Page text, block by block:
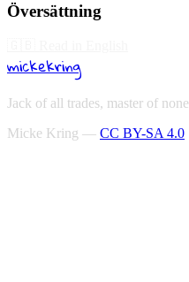
Översättning
mickekring
Jack of all trades, master of none
Micke Kring — CC BY-SA 4.0